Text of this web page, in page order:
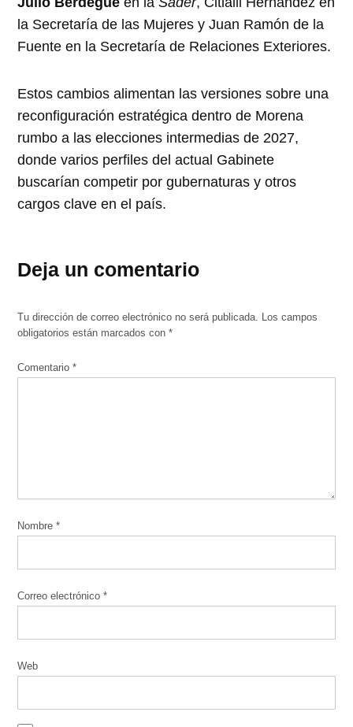
la Secretaría de las Mujeres y Juan Ramón de la
Fuente en la Secretaría de Relaciones Exteriores.
Estos cambios alimentan las versiones sobre una
reconfiguración estratégica dentro de Morena
rumbo a las elecciones intermedias de 2027,
donde varios perfiles del actual Gabinete
buscarían competir por gubernaturas y otros
cargos clave en el país.
Deja un comentario
Tu dirección de correo electrónico no será publicada. Los campos
obligatorios están marcados con*
Comentario*
Nombre*
Correo electrónico*
Web